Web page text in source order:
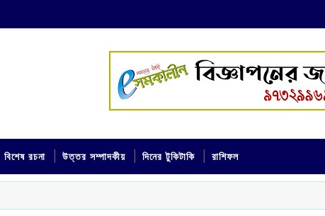
বিশেষ রচনা উত্তর সম্পাদকীয় দিনের টুকিটাকি রাশিফল